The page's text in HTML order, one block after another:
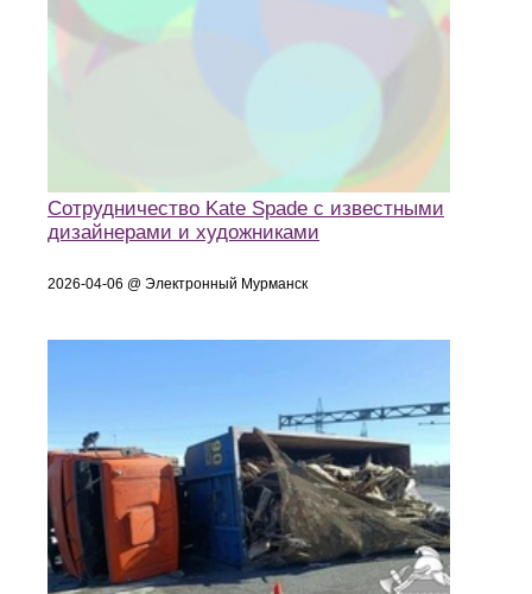
Сотрудничество Kate Spade с известными
дизайнерами и художниками
2026-04-06 @ Электронный Мурманск